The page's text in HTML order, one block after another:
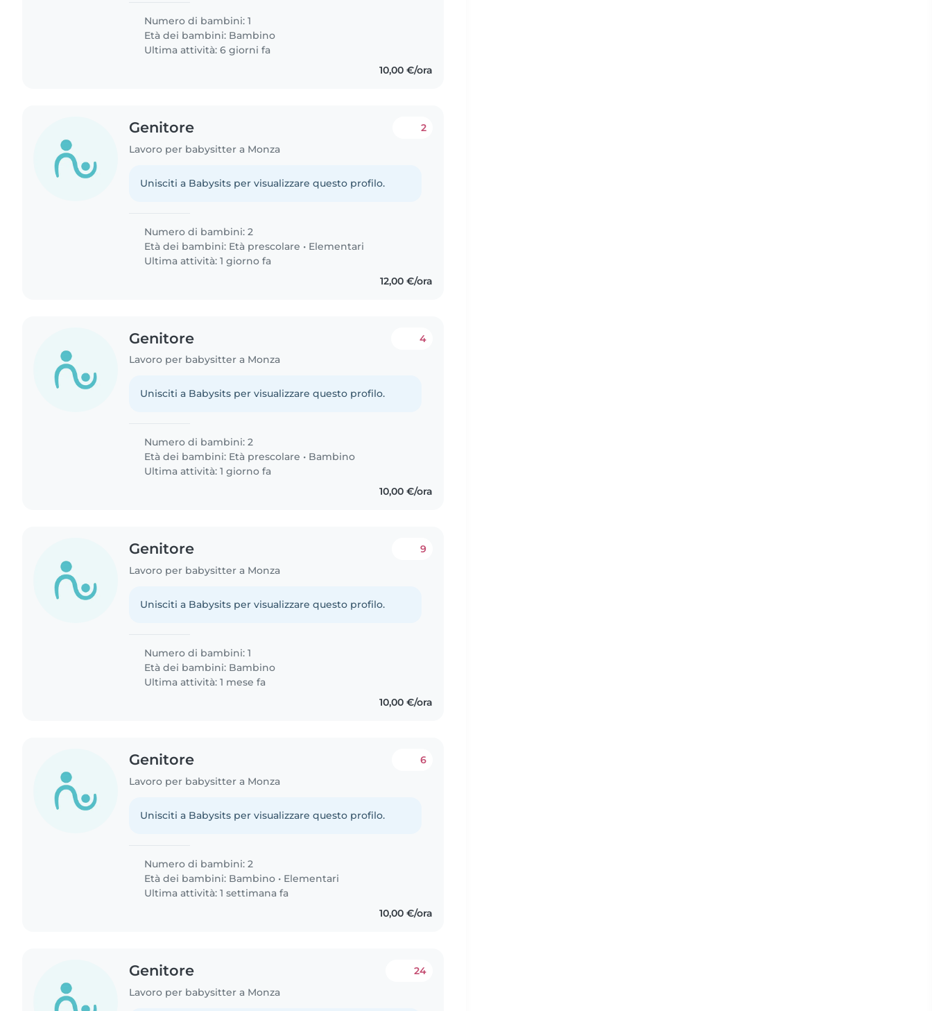
Numero di bambini: 1
Età dei bambini: Bambino
Ultima attività: 6 giorni fa
10,00 €/ora
Genitore
Lavoro per babysitter a Monza
2
Unisciti a Babysits per visualizzare questo profilo.
Numero di bambini: 2
Età dei bambini: Età prescolare • Elementari
Ultima attività: 1 giorno fa
12,00 €/ora
Genitore
Lavoro per babysitter a Monza
4
Unisciti a Babysits per visualizzare questo profilo.
Numero di bambini: 2
Età dei bambini: Età prescolare • Bambino
Ultima attività: 1 giorno fa
10,00 €/ora
Genitore
Lavoro per babysitter a Monza
9
Unisciti a Babysits per visualizzare questo profilo.
Numero di bambini: 1
Età dei bambini: Bambino
Ultima attività: 1 mese fa
10,00 €/ora
Genitore
Lavoro per babysitter a Monza
6
Unisciti a Babysits per visualizzare questo profilo.
Numero di bambini: 2
Età dei bambini: Bambino • Elementari
Ultima attività: 1 settimana fa
10,00 €/ora
Genitore
Lavoro per babysitter a Monza
24